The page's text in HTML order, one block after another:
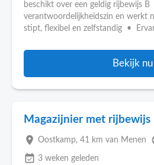
beschikt over een geldig rijbewijs
verantwoordelijkheidszin en werkt
stipt, flexibel en zelfstandig •
Bekijk nu
Magazijnier met rijbewijs
place Oostkamp, 41 km van Menen
event_available 3 weken geleden